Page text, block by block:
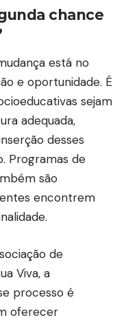
chance
está no
e oportunidade. É
sejam
adequada,
desses
Programas de
são
encontrem
de
Viva, a
processo é
oferecer